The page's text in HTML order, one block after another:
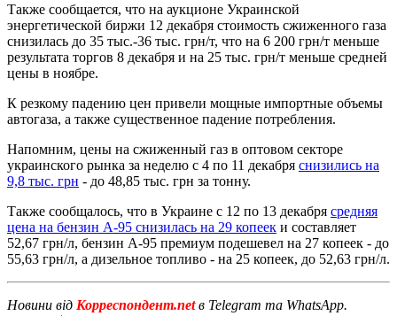
Также сообщается, что на аукционе Украинской
энергетической биржи 12 декабря стоимость сжиженного газа
снизилась до 35 тыс.-36 тыс. грн/т, что на 6 200 грн/т меньше
результата торгов 8 декабря и на 25 тыс. грн/т меньше средней
цены в ноябре.
К резкому падению цен привели мощные импортные объемы
автогаза, а также существенное падение потребления.
Напомним, цены на сжиженный газ в оптовом секторе
украинского рынка за неделю с 4 по 11 декабря снизились на
9,8 тыс. грн - до 48,85 тыс. грн за тонну.
Также сообщалось, что в Украине с 12 по 13 декабря средняя
цена на бензин А-95 снизилась на 29 копеек и составляет
52,67 грн/л, бензин А-95 премиум подешевел на 27 копеек - до
55,63 грн/л, а дизельное топливо - на 25 копеек, до 52,63 грн/л.
Новини від Корреспондент.netв Telegram та WhatsApp.